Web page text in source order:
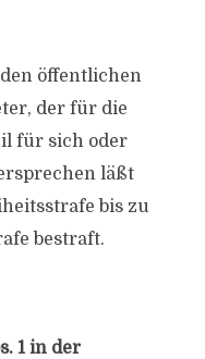
öffentlichen
der für die
für sich oder
läßt
bis zu
bestraft.
1 in der